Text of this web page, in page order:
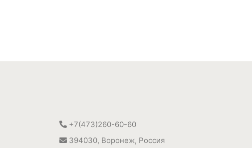
+7(473)260-60-60
394030, Воронеж, Россия